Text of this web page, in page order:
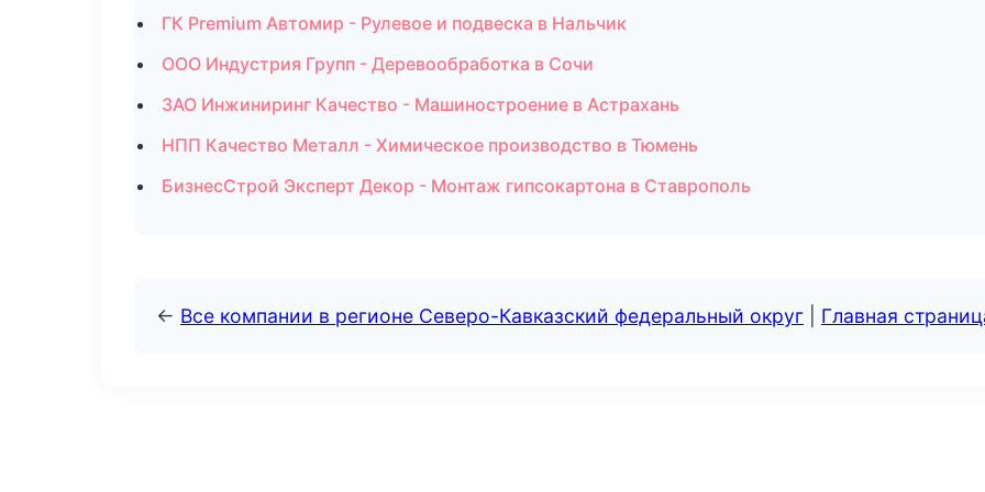
ГК Premium Автомир - Рулевое и подвеска в Нальчик
ООО Индустрия Групп - Деревообработка в Сочи
ЗАО Инжиниринг Качество - Машиностроение в Астрахань
НПП Качество Металл - Химическое производство в Тюмень
БизнесСтрой Эксперт Декор - Монтаж гипсокартона в Ставрополь
← Все компании в регионе Северо-Кавказский федеральный округ Главная